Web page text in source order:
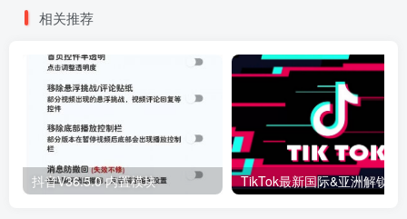
相关推荐
抖音V36.5.0 内置模块